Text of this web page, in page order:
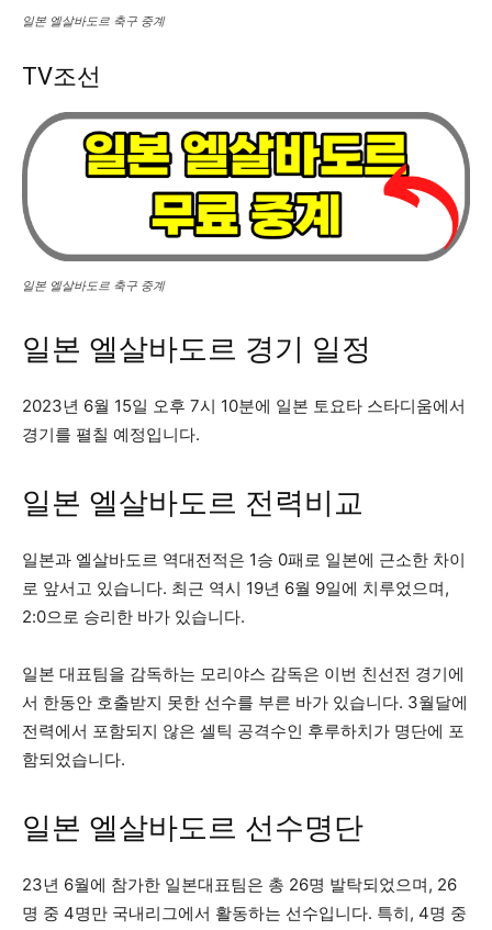
일본 엘살바도르 축구 중계
TV조선
일본 엘살바도르 축구 중계
일본 엘살바도르 경기 일정
2023년 6월 15일 오후 7시 10분에 일본 토요타 스타디움에서
경기를 펼칠 예정입니다.
일본 엘살바도르 전력비교
일본과 엘살바도르 역대전적은 1승 0패로 일본에 근소한 차이
로 앞서고 있습니다. 최근 역시 19년 6월 9일에 치루었으며,
2:0으로 승리한 바가 있습니다.
일본 대표팀을 감독하는 모리야스 감독은 이번 친선전 경기에
서 한동안 호출받지 못한 선수를 부른 바가 있습니다. 3월달에
전력에서 포함되지 않은 셀틱 공격수인 후루하치가 명단에 포
함되었습니다.
일본 엘살바도르 선수명단
23년 6월에 참가한 일본대표팀은 총 26명 발탁되었으며, 26
명 중 4명만 국내리그에서 활동하는 선수입니다. 특히, 4명 중